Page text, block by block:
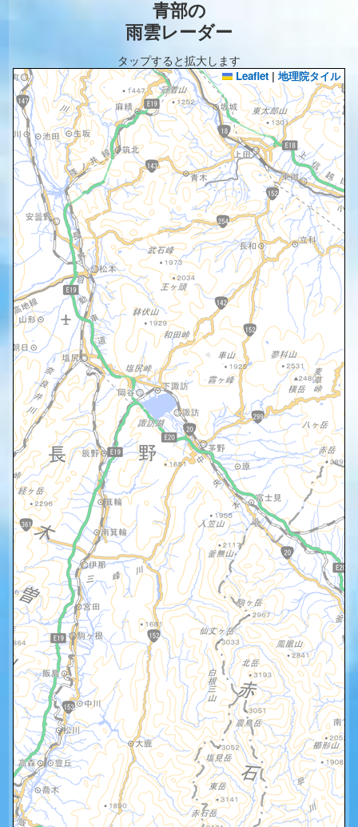
青部の
雨雲レーダー
タップすると拡大します
Leaflet | 地理院タイル